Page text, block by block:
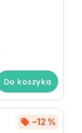
Do koszyka
–12 %